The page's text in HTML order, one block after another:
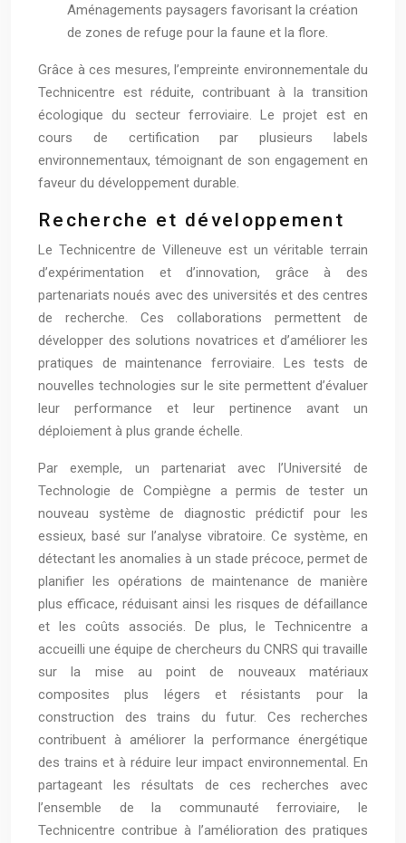
Aménagements paysagers favorisant la création
de zones de refuge pour la faune et la flore.
Grâce à ces mesures, l’empreinte environnementale du
Technicentre est réduite, contribuant à la transition
écologique du secteur ferroviaire. Le projet est en
cours de certification par plusieurs labels
environnementaux, témoignant de son engagement en
faveur du développement durable.
Recherche et développement
Le Technicentre de Villeneuve est un véritable terrain
d’expérimentation et d’innovation, grâce à des
partenariats noués avec des universités et des centres
de recherche. Ces collaborations permettent de
développer des solutions novatrices et d’améliorer les
pratiques de maintenance ferroviaire. Les tests de
nouvelles technologies sur le site permettent d’évaluer
leur performance et leur pertinence avant un
déploiement à plus grande échelle.
Par exemple, un partenariat avec l’Université de
Technologie de Compiègne a permis de tester un
nouveau système de diagnostic prédictif pour les
essieux, basé sur l’analyse vibratoire. Ce système, en
détectant les anomalies à un stade précoce, permet de
planifier les opérations de maintenance de manière
plus efficace, réduisant ainsi les risques de défaillance
et les coûts associés. De plus, le Technicentre a
accueilli une équipe de chercheurs du CNRS qui travaille
sur la mise au point de nouveaux matériaux
composites plus légers et résistants pour la
construction des trains du futur. Ces recherches
contribuent à améliorer la performance énergétique
des trains et à réduire leur impact environnemental. En
partageant les résultats de ces recherches avec
l’ensemble de la communauté ferroviaire, le
Technicentre contribue à l’amélioration des pratiques